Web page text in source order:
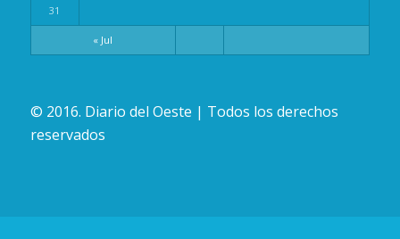
« Jul
31
© 2016. Diario del Oeste | Todos los derechos
reservados